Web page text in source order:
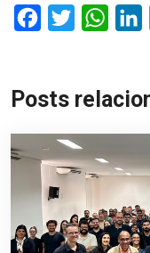
FacebookTwitter
Posts